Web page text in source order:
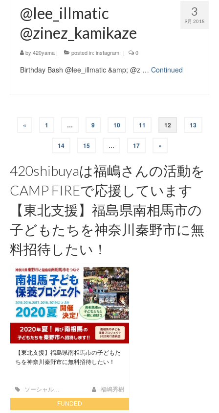
3
9月 2018
@lee_illmatic
@zinez_kamikaze
by 420yama | posted in: instagram | 0
Birthday Bash @lee_illmatic &amp; @z … Continued
投
ナ
ビ
ゲ
ー
シ
ョ
ン
« 1 … 9 10 11 12 13
14 15 … 17 »
420shibuyaは福嶋さんの活動を
CAMP FIREで応援しています
【東北支援】福島県南相馬市の
子どもたちを神奈川秦野市に無
料招待したい！